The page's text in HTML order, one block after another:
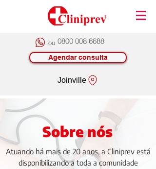
ou 0800 008 6688
Agendar consulta
Joinville
Sobre nós
Atuando há mais de 20 anos, a Cliniprev está
disponibilizando a toda a comunidade